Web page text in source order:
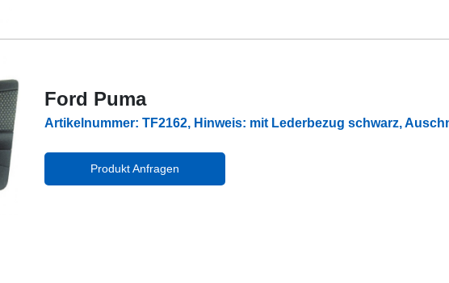
Ford Puma
Artikelnummer: TF2162, Hinweis: mit Lederbezug schwarz,
Produkt Anfragen